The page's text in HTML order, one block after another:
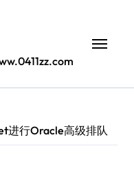
进行Oracle高级排队